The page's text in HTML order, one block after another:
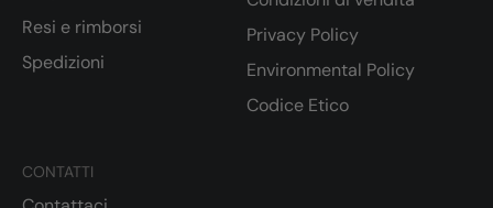
CONTATTI
Resi e rimborsi
Spedizioni
Privacy Policy
Environmental Policy
Codice Etico